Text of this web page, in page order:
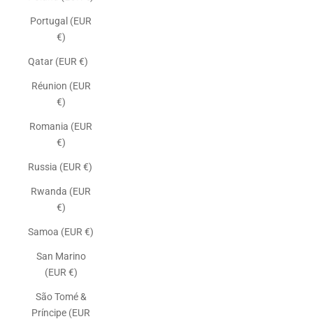
Portugal (EUR
€)
Qatar (EUR €)
Réunion (EUR
€)
Romania (EUR
€)
Russia (EUR €)
Rwanda (EUR
€)
Samoa (EUR €)
San Marino
(EUR €)
São Tomé &
Príncipe (EUR